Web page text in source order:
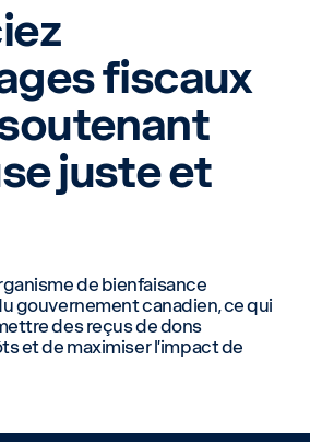
fiscaux
juste et
de bienfaisance
gouvernement canadien, ce qui
des reçus de dons
et de maximiser l’impact de